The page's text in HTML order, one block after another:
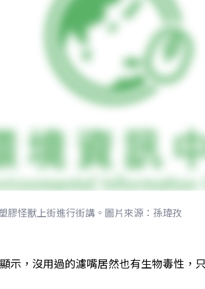
膠怪獸上街進行街講。圖片來源：孫瑋孜
示，沒用過的濾嘴居然也有生物毒性，